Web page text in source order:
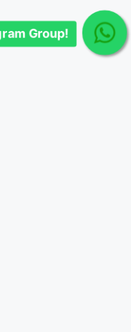
Group!